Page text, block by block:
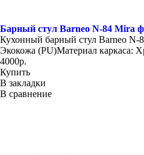
Барный стул Barneo N-84 Mira
Кухонный барный стул Barneo N-
Экокожа (PU)Материал каркаса:
4000р.
Купить
В закладки
В сравнение